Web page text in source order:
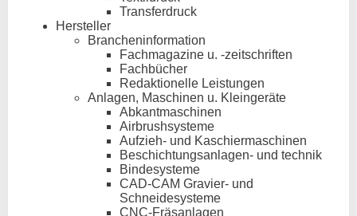
Transferdruck
Hersteller
Brancheninformation
Fachmagazine u. -zeitschriften
Fachbücher
Redaktionelle Leistungen
Anlagen, Maschinen u. Kleingeräte
Abkantmaschinen
Airbrushsysteme
Aufzieh- und Kaschiermaschinen
Beschichtungsanlagen- und technik
Bindesysteme
CAD-CAM Gravier- und
Schneidesysteme
CNC-Fräsanlagen